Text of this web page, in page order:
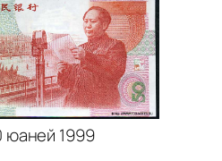
1999